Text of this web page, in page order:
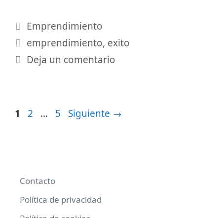
Categorías
Emprendimiento
Etiquetas
emprendimiento, exito
Deja un comentario
Página
1 Página
2 … Página
5 Siguiente →
Contacto
Política de privacidad